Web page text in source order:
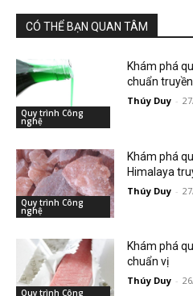
CÓ THỂ BẠN QUAN TÂM
Quy trình Công
nghệ
Khám phá
chuẩn
Thúy Duy -
Quy trình Công
nghệ
Khám phá
Himalaya
Thúy Duy -
Quy trình Công
Khám phá
chuẩn vị
Thúy Duy -